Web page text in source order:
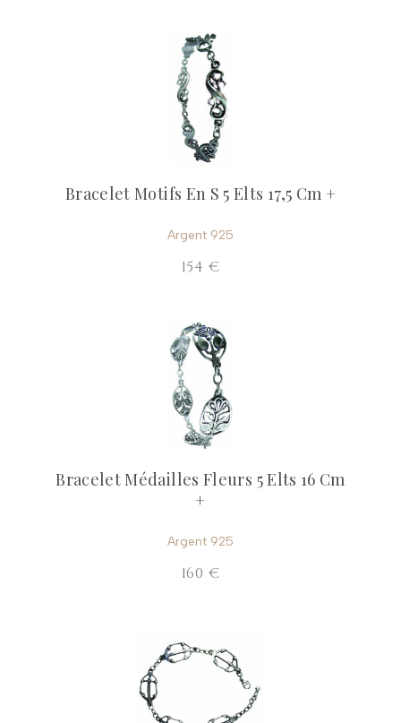
Bracelet Motifs En S 5 Elts 17,5 Cm +
Argent 925
154 €
Bracelet Médailles Fleurs 5 Elts 16 Cm
+
Argent 925
160 €